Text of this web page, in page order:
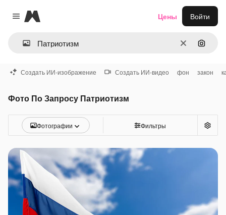
Close menu
Magnific
ОчиститьПоиск
Цены Войти
Создать ИИ-изображение Создать ИИ-видео фон закон
Фото По Запросу Патриотизм
Фотографии Фильтры